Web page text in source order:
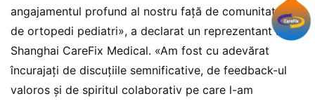
angajamentul profund al nostru față de comunitatea
de ortopedi pediatri», a declarat un reprezentant al
Shanghai CareFix Medical. «Am fost cu adevărat
încurajați de discuțiile semnificative, de feedback-ul
valoros și de spiritul colaborativ pe care l-am